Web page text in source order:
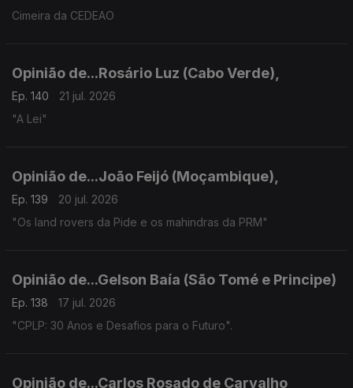
Cimeira da CEDEAO
Opinião de...Rosário Luz (Cabo Verde),
Ep. 140
21 jul. 2026
"A Lei"
Opinião de...João Feijó (Moçambique),
Ep. 139
20 jul. 2026
"Os land rovers da Pide e os mahindras da PRM"
Opinião de...Gelson Baía (São Tomé e Principe)
Ep. 138
17 jul. 2026
"CPLP: 30 Anos e Desafios para o Futuro".
Opinião de...Carlos Rosado de Carvalho